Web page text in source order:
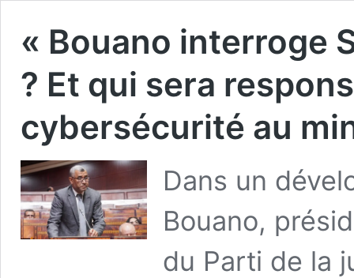
« Bouano interroge
? Et qui sera
cybersécurité au
Dans un
Bouano,
du Parti de la